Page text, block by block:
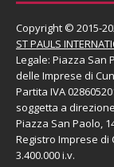
Copyright © 2015-
ST PAULS
Legale: Piazza San
delle Imprese di
Partita IVA
soggetta a
Piazza San Paolo,
Registro Imprese di
3.400.000 i.v.